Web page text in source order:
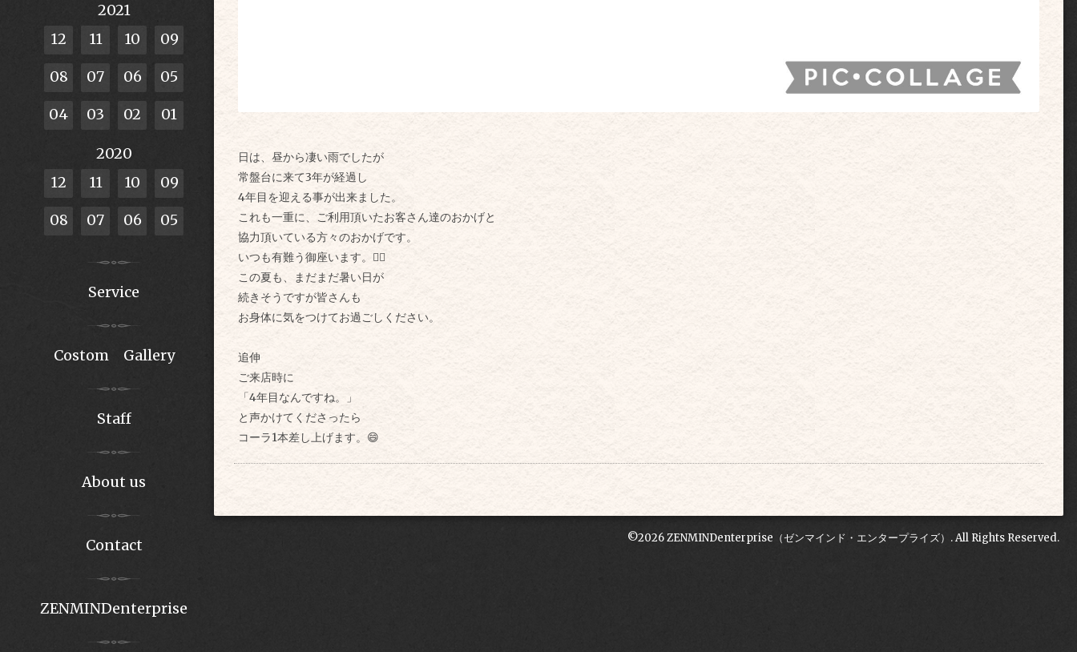
日は、昼から凄い雨でしたが
常盤台に来て3年が経過し
4年目を迎える事が出来ました。
これも一重に、ご利用頂いたお客さん達のおかげと
協力頂いている方々のおかげです。
いつも有難う御座います。🙇‍♂️
この夏も、まだまだ暑い日が
続きそうですが皆さんも
お身体に気をつけてお過ごしください。
追伸
ご来店時に
「4年目なんですね。」
と声かけてくださったら
コーラ1本差し上げます。😄
©2026ZENMINDenterprise（ゼンマインド・エンタープライズ） . All Rights Reserved.
2021
12
11 10 09
08 07 06 05
04 03 02 01
2020
12
11 10 09
08 07 06 05
Service
Costom Gallery
Staff
About us
Contact
ZENMINDenterprise